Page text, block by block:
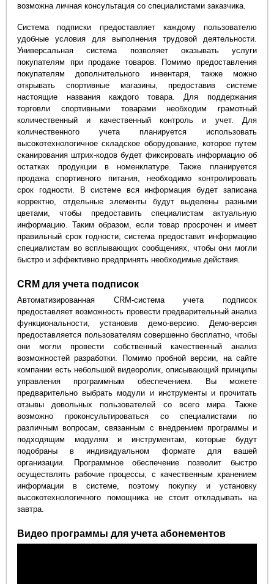
возможна личная консультация со специалистами заказчика.
Система подписки предоставляет каждому пользователю
удобные условия для выполнения трудовой деятельности.
Универсальная система позволяет оказывать услуги
покупателям при продаже товаров. Помимо предоставления
покупателям дополнительного инвентаря, также можно
открывать спортивные магазины, предоставив системе
настоящие названия каждого товара. Для поддержания
торговли спортивными товарами необходим грамотный
количественный и качественный контроль и учет. Для
количественного учета планируется использовать
высокотехнологичное складское оборудование, которое путем
сканирования штрих-кодов будет фиксировать информацию об
остатках продукции в номенклатуре. Также планируется
продажа спортивного питания, необходимо контролировать
срок годности. В системе вся информация будет записана
корректно, отдельные элементы будут выделены разными
цветами, чтобы предоставить специалистам актуальную
информацию. Таким образом, если товар просрочен и имеет
правильный срок годности, система предоставит информацию
специалистам во всплывающих сообщениях, чтобы они могли
быстро и эффективно предпринять необходимые действия.
CRM для учета подписок
Автоматизированная CRM-система учета подписок
предоставляет возможность провести предварительный анализ
функциональности, установив демо-версию. Демо-версия
предоставляется пользователям совершенно бесплатно, чтобы
они могли провести собственный качественный анализ
возможностей разработки. Помимо пробной версии, на сайте
компании есть небольшой видеоролик, описывающий принципы
управления программным обеспечением. Вы можете
предварительно выбрать модули и инструменты и прочитать
отзывы довольных пользователей со всего мира. Также
возможно проконсультироваться со специалистами по
различным вопросам, связанным с внедрением программы и
подходящим модулям и инструментам, которые будут
подобраны в индивидуальном формате для вашей
организации. Программное обеспечение позволит быстро
осуществлять рабочие процессы, с качественным хранением
информации в системе, поэтому покупку и установку
высокотехнологичного помощника не стоит откладывать на
завтра.
Видео программы для учета абонементов